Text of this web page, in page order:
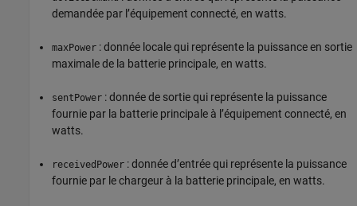
demandée par l’équipement connecté, en watts.
maxPower : donnée locale qui représente la puissance en sortie
maximale de la batterie principale, en watts.
sentPower : donnée de sortie qui représente la puissance
fournie par la batterie principale à l’équipement connecté, en
watts.
receivedPower : donnée d’entrée qui représente la puissance
fournie par le chargeur à la batterie principale, en watts.